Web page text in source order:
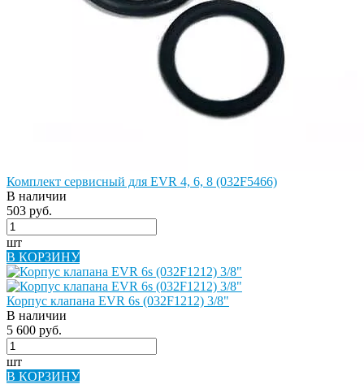
Комплект сервисный для EVR 4, 6, 8 (032F5466)
В наличии
503 руб.
шт
В КОРЗИНУ
Корпус клапана EVR 6s (032F1212) 3/8"
В наличии
5 600 руб.
шт
В КОРЗИНУ